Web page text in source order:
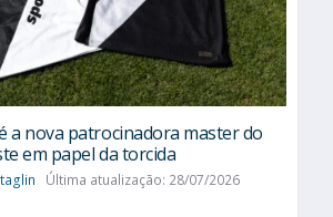
a nova patrocinadora master do
em papel da torcida
Última atualização: 28/07/2026